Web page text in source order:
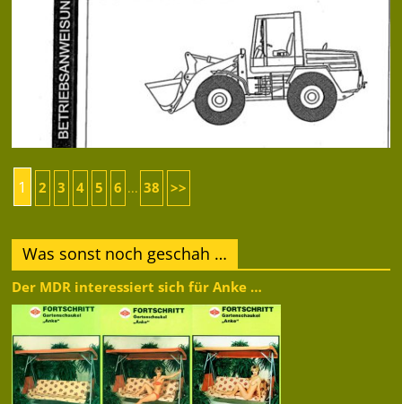
1 2 3 4 5 6 ... 38 >>
Was sonst noch geschah …
Der MDR interessiert sich für Anke …